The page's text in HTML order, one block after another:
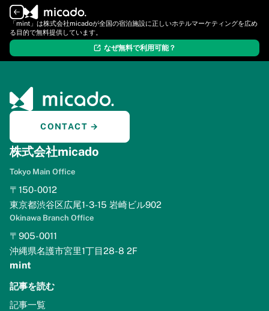
「mint」は株式会社micadoが全国の宿泊施設に正しいホテルマーケティングを広め
る目的で無料提供しています。
なぜ無料で利用可能？
ログイン 新規登録
CONTACT →
株式会社micado
Tokyo Main Office
〒150-0012
東京都渋谷区広尾1-3-15 岩崎ビル902
Okinawa Branch Office
〒905-0011
沖縄県名護市宮里1丁目28-8 2F
mint
記事を読む
記事一覧